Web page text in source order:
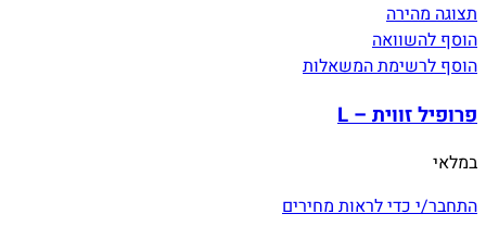
תצוגה מהירה
הוסף להשוואה
הוסף לרשימת המשאלות
פרופיל זווית – L
במלאי
התחבר/י כדי לראות מחירים